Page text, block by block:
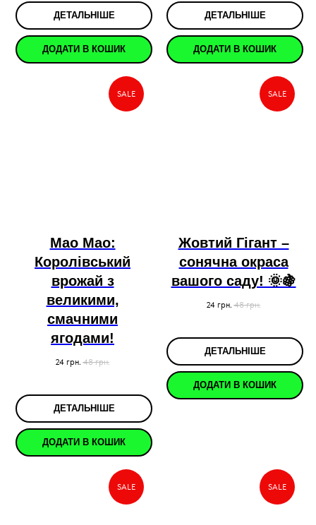
ДЕТАЛЬНІШЕ
ДОДАТИ В КОШИК
ДЕТАЛЬНІШЕ
ДОДАТИ В КОШИК
SALE
Мао Мао:
Королівський
врожай з
великими,
смачними
ягодами!
24 грн. 48 грн.
ДЕТАЛЬНІШЕ
ДОДАТИ В КОШИК
SALE
Жовтий Гігант –
сонячна окраса
вашого саду! 🌞🍇
24 грн. 48 грн.
ДЕТАЛЬНІШЕ
ДОДАТИ В КОШИК
SALE SALE